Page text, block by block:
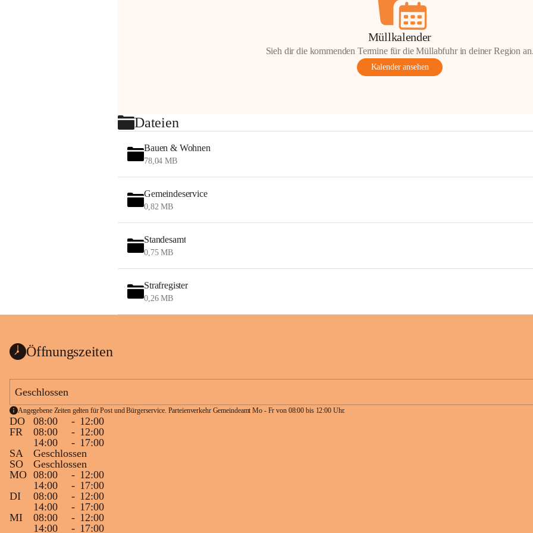
Müllkalender
Sieh dir die kommenden Termine für die Müllabfuhr in deiner Region
Kalender ansehen
Dateien
Bauen & Wohnen
78,04 MB
Gemeindeservice
0,82 MB
Standesamt
0,75 MB
Strafregister
0,26 MB
Öffnungszeiten
Geschlossen
Angegebene Zeiten gelten für Post und Bürgerservice. Parteienverkehr Gemeindeamt Mo - Fr von 08:00 bis 12:00 Uhr.
DO 08:00 - 12:00
FR
08:00 - 12:00
14:00
- 17:00
SA
Geschlossen
SO
Geschlossen
MO 08:00 - 12:00
14:00
- 17:00
DI
08:00 - 12:00
14:00
- 17:00
MI
08:00 - 12:00
14:00
- 17:00